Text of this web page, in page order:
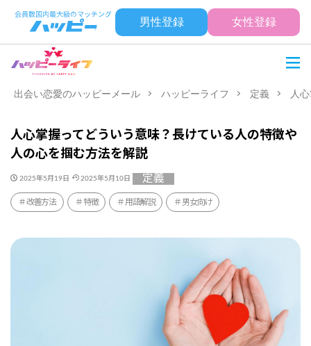
男性登録 女性登録
出会い恋愛のハッピーメール ハッピーライフ 定義 人
人心掌握ってどういう意味？長けている人の特徴や
人の心を掴む方法を解説
2025年5月19日 2025年5月10日 定義
改善方法 特徴 用語解説 男女向け